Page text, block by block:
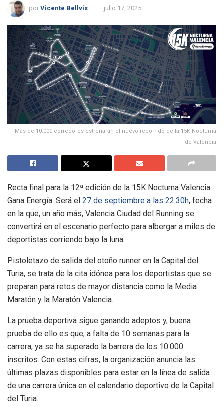
por Vicente Bellvis julio 17, 2025
Más de 10.000 corredores estrenarán el nuevo recorrido de la 15K Nocturna
de Valencia
Recta final para la 12ª edición de la 15K Nocturna Valencia
Gana Energía. Será el 27 de septiembre a las 22.30h, fecha
en la que, un año más, Valencia Ciudad del Running se
convertirá en el escenario perfecto para albergar a miles de
deportistas corriendo bajo la luna.
Pistoletazo de salida del otoño runner en la Capital del
Turia, se trata de la cita idónea para los deportistas que se
preparan para retos de mayor distancia como la Media
Maratón y la Maratón Valencia.
La prueba deportiva sigue ganando adeptos y, buena
prueba de ello es que, a falta de 10 semanas para la
carrera, ya se ha superado la barrera de los 10.000
inscritos. Con estas cifras, la organización anuncia las
últimas plazas disponibles para estar en la línea de salida
de una carrera única en el calendario deportivo de la Capital
del Turia.